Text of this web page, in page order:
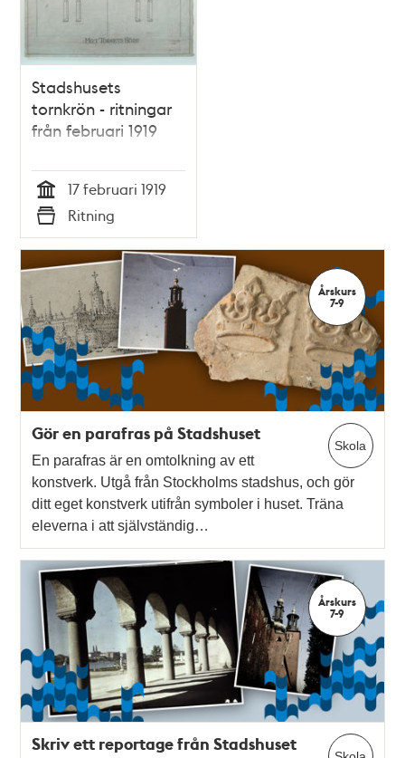
Stadshusets
tornkrön - ritningar
från februari 1919
Tid
17 februari 1919
Typ
Ritning
Årskurs
7-9
Skola
Gör en parafras på Stadshuset
En parafras är en omtolkning av ett
konstverk. Utgå från Stockholms stadshus, och gör
ditt eget konstverk utifrån symboler i huset. Träna
eleverna i att självständig…
Årskurs
7-9
Skriv ett reportage från Stadshuset